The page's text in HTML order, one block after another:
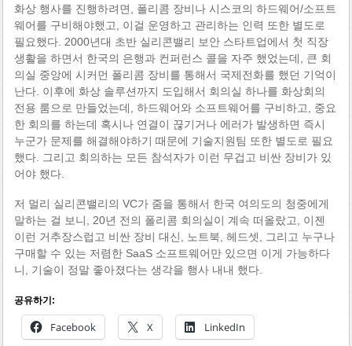
화상 행사를 진행하려면, 폴리콤 장비나 시스코의 하드웨어/소프트
웨어를 구비해야했고, 이걸 운영하고 관리하는 인력 또한 별도로
필요했다. 2000년대 초반 실리콘밸리 보안 스타트업에서 첫 직장
생활을 하면서 한국의 은행과 컨퍼런스 콜을 자주 했었는데, 큰 회
의실 중앙에 시커먼 폴리콤 장비를 통해서 국제전화를 했던 기억이
난다. 이후에 화상 솔루션까지 도입해서 회의실 하나를 화상회의
전용 룸으로 만들었는데, 하드웨어와 소프트웨어를 구비하고, 중요
한 회의를 하는데 혹시나 연결이 끊기거나 에러가 발생하면 즉시
누군가 문제를 해결해야하기 때문에 기술지원팀 또한 별도로 필요
했다. 그리고 회의하는 모든 참석자가 이런 무겁고 비싼 장비가 있
어야 했다.
저 멀리 실리콘밸리의 VC가 줌을 통해서 한국 여의도의 청중에게
말하는 걸 보니, 20년 전의 폴리콤 회의실이 계속 떠올랐고, 이젠
이런 거추장스럽고 비싼 장비 대신, 노트북, 헤드셋, 그리고 누구나
구매할 수 있는 저렴한 SaaS 소프트웨어만 있으면 이게 가능하다
니, 기술이 정말 좋아졌다는 생각을 행사 내내 했다.
공유하기:
Facebook X LinkedIn